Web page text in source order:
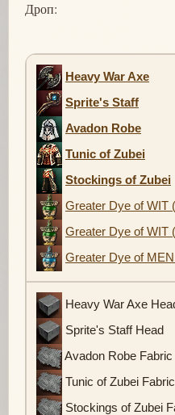
Дроп:
Heavy War Axe
Sprite's Staff
Avadon Robe
Tunic of Zubei
Stockings of Zubei
Greater Dye of WIT
Greater Dye of WIT
Greater Dye of
Heavy War Axe
Sprite's Staff Head
Avadon Robe Fabric
Tunic of Zubei Fabric
Stockings of Zubei